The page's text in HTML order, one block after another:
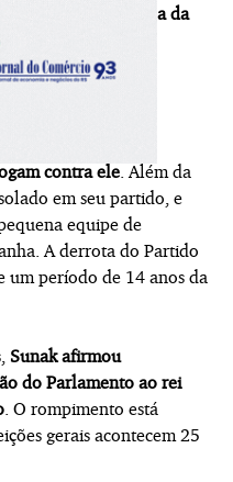
o favoritismo da sigla da
urnas.
contra ele. Além da
em seu partido, e
equipe de
A derrota do Partido
um período de 14 anos da
Sunak afirmou
do Parlamento ao rei
. O rompimento está
gerais acontecem 25